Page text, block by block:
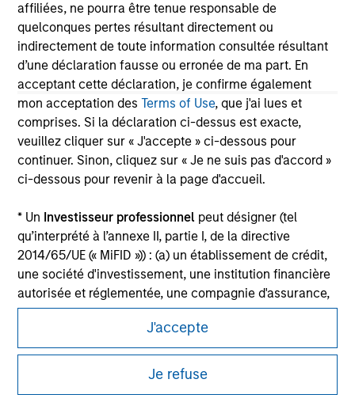
affiliées, ne pourra être tenue responsable de
quelconques pertes résultant directement ou
indirectement de toute information consultée résultant
d’une déclaration fausse ou erronée de ma part. En
acceptant cette déclaration, je confirme également
mon acceptation desTerms of Use, que j'ai lues et
comprises. Si la déclaration ci-dessus est exacte,
veuillez cliquer sur « J'accepte » ci-dessous pour
continuer. Sinon, cliquez sur « Je ne suis pas d'accord »
ci-dessous pour revenir à la page d'accueil.
* Un Investisseur professionnel peut désigner (tel
qu’interprété à l’annexe II, partie I, de la directive
2014/65/UE (« MiFID »)) : (a) un établissement de crédit,
une société d'investissement, une institution financière
autorisée et réglementée, une compagnie d'assurance,
un organisme de placement collectif ou la société de
gestion de cet organisme, un fonds de pension ou la
société de gestion de ce fonds, une société de
négociation de matières premières ou d’instruments
J'accepte
Je refuse
All investing involves risks, including a loss of principal.
Please refer to the strategy detail page for important
information on the strategy, including additional risk
considerations.
Morgan Stanley
Morgan Stanley Careers